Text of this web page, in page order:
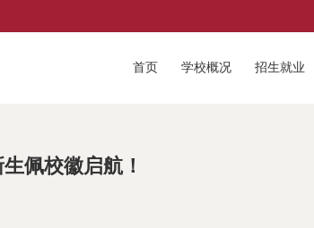
首页 学校概况 招生就业
佩校徽启航！